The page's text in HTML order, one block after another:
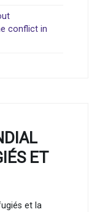
conflict in
ET
et la